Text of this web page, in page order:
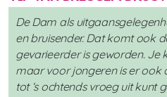
De Dam als
en bruisender. Dat komt ook
gevarieerder is geworden. Je
maar voor jongeren is er ook
tot ‘s ochtends vroeg uit kunt